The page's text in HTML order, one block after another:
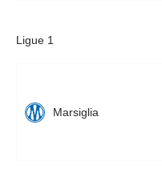
Ligue 1
Marsiglia